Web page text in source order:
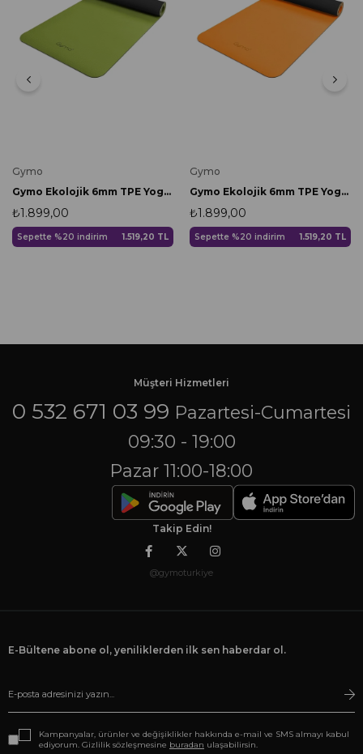
Gymo
Gymo Ekolojik 6mm TPE Yoga Matı Pilates Minderi Yeşil
₺1.899,00
Sepette %20 indirim 1.519,20 TL
Gymo
Gymo Ekolojik 6mm TPE Yoga Matı Pilates Minderi Turuncu
₺1.899,00
Sepette %20 indirim 1.519,20 TL
Müşteri Hizmetleri
0 532 671 03 99 Pazartesi-Cumartesi
09:30 - 19:00
Pazar 11:00-18:00
Takip Edin!
@gymoturkiye
E-Bültene abone ol, yeniliklerden ilk sen haberdar ol.
Kampanyalar, ürünler ve değişiklikler hakkında e-mail ve SMS almayı kabul
ediyorum. Gizlilik sözleşmesine buradan ulaşabilirsin.